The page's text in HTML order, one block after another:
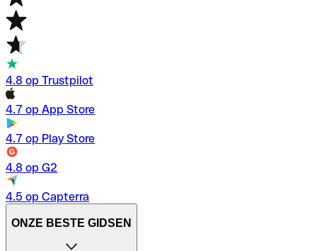
4.8 op Trustpilot
4.7 op App Store
4.7 op Play Store
4.8 op G2
4.5 op Capterra
ONZE BESTE GIDSEN